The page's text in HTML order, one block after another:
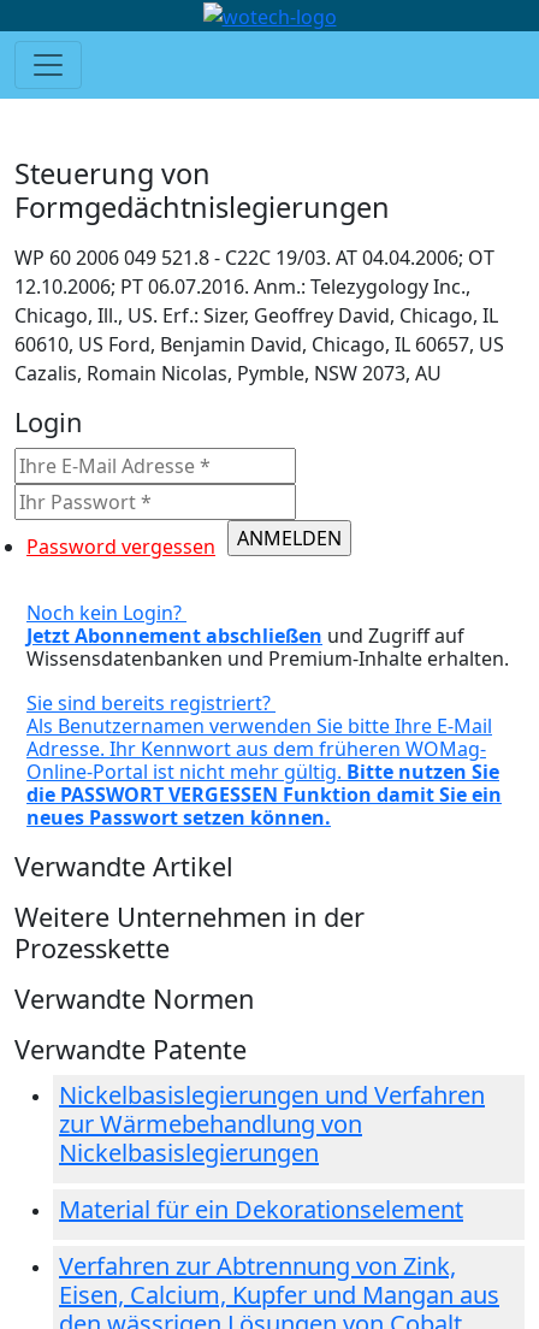
Steuerung von
Formgedächtnislegierungen
WP 60 2006 049 521.8 - C22C 19/03. AT 04.04.2006; OT
12.10.2006; PT 06.07.2016. Anm.: Telezygology Inc.,
Chicago, Ill., US. Erf.: Sizer, Geoffrey David, Chicago, IL
60610, US Ford, Benjamin David, Chicago, IL 60657, US
Cazalis, Romain Nicolas, Pymble, NSW 2073, AU
Login
Password vergessen
Noch kein Login?
Jetzt Abonnement abschließen
Wissensdatenbanken und Premium-Inhalte erhalten.
Sie sind bereits registriert?
Als Benutzernamen verwenden Sie bitte Ihre E-Mail
Adresse. Ihr Kennwort aus dem früheren WOMag-
Online-Portal ist nicht mehr gültig. Bitte nutzen Sie
die PASSWORT VERGESSEN Funktion damit Sie ein
neues Passwort setzen können.
Verwandte Artikel
Weitere Unternehmen in der
Prozesskette
Verwandte Normen
Verwandte Patente
Nickelbasislegierungen und Verfahren
zur Wärmebehandlung von
Nickelbasislegierungen
Material für ein Dekorationselement
Verfahren zur Abtrennung von Zink,
Eisen, Calcium, Kupfer und Mangan aus